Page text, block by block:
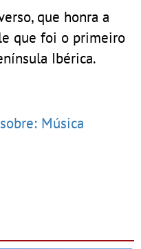
que honra a
que foi o primeiro
Ibérica.
Música